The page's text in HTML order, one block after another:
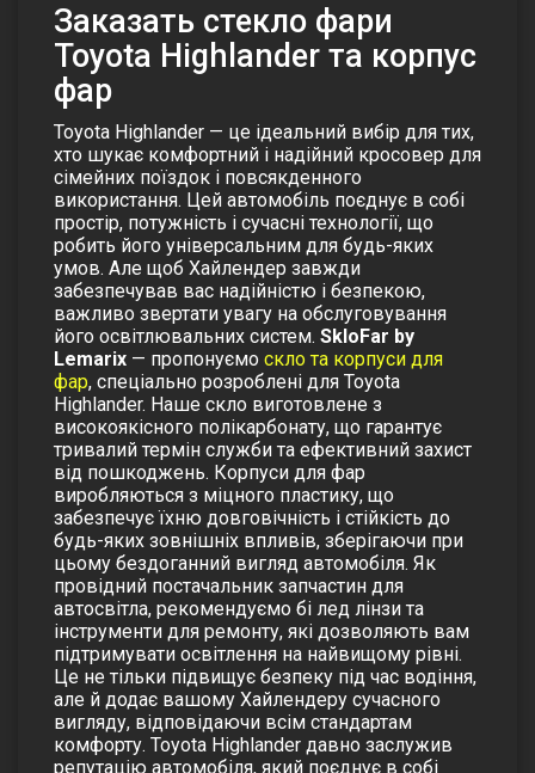
Заказать cтекло фари
Toyota Highlander та корпус
фар
Toyota Highlander — це ідеальний вибір для тих,
хто шукає комфортний і надійний кросовер для
сімейних поїздок і повсякденного
використання. Цей автомобіль поєднує в собі
простір, потужність і сучасні технології, що
робить його універсальним для будь-яких
умов. Але щоб Хайлендер завжди
забезпечував вас надійністю і безпекою,
важливо звертати увагу на обслуговування
його освітлювальних систем. SkloFar by
Lemarix — пропонуємо скло та корпуси для
фар, спеціально розроблені для Toyota
Highlander. Наше скло виготовлене з
високоякісного полікарбонату, що гарантує
тривалий термін служби та ефективний захист
від пошкоджень. Корпуси для фар
виробляються з міцного пластику, що
забезпечує їхню довговічність і стійкість до
будь-яких зовнішніх впливів, зберігаючи при
цьому бездоганний вигляд автомобіля. Як
провідний постачальник запчастин для
автосвітла, рекомендуємо бі лед лінзи та
інструменти для ремонту, які дозволяють вам
підтримувати освітлення на найвищому рівні.
Це не тільки підвищує безпеку під час водіння,
але й додає вашому Хайлендеру сучасного
вигляду, відповідаючи всім стандартам
комфорту. Toyota Highlander давно заслужив
репутацію автомобіля, який поєднує в собі